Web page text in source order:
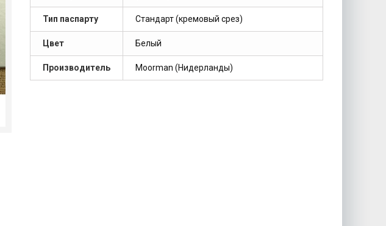
Тип паспарту Стандарт (кремовый срез)
Цвет Белый
Производитель Moorman (Нидерланды)